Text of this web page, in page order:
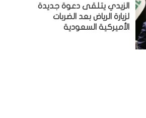
الزيدي يتلقى دعوة جديدة
لزيارة الرياض بعد الضربات
الأميركية السعودية